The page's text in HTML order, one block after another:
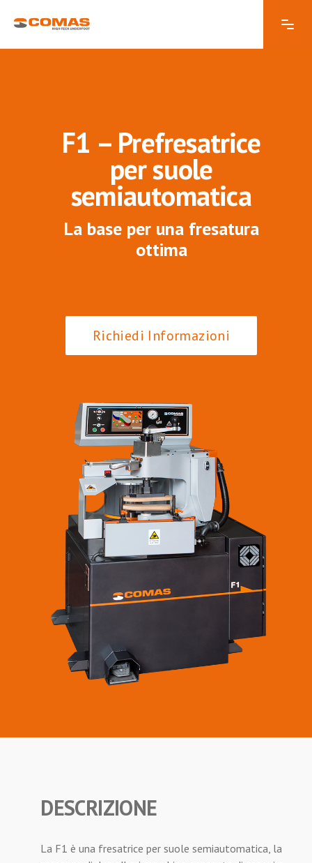
F1 – Prefresatrice
per suole
semiautomatica
La base per una fresatura
ottima
Richiedi Informazioni
DESCRIZIONE
La F1 è una fresatrice per suole semiautomatica, la